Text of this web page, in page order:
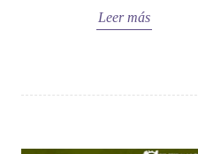
Leer más